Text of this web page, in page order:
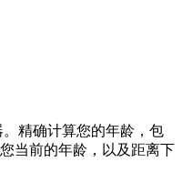
精确计算您的年龄，包
当前的年龄，以及距离下